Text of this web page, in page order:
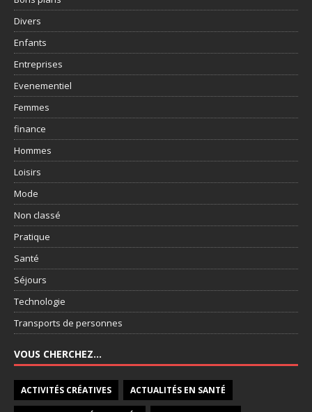
Divers
Enfants
Entreprises
Evenementiel
Femmes
finance
Hommes
Loisirs
Mode
Non classé
Pratique
Santé
Séjours
Technologie
Transports de personnes
VOUS CHERCHEZ…
ACTIVITÉS CRÉATIVES ACTUALITÉS EN SANTÉ